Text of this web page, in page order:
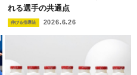
れる選手の共通点
伸びる指導法 2026.6.26